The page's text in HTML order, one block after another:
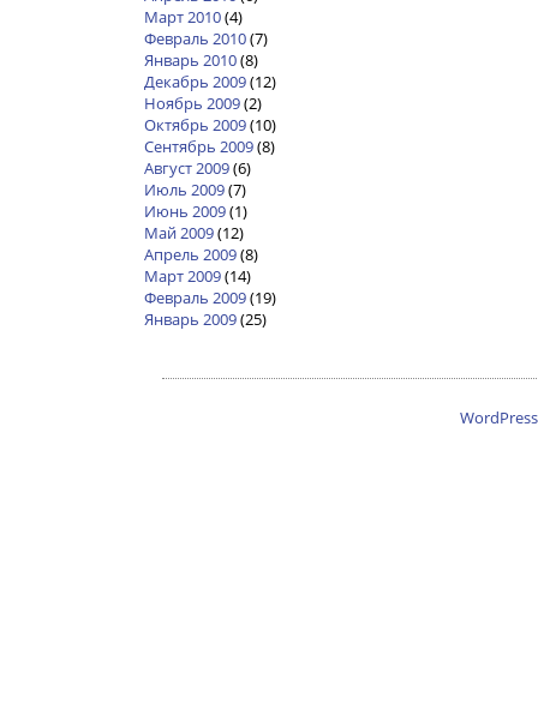
Март 2010(4)
Февраль 2010(7)
Январь 2010(8)
Декабрь 2009(12)
Ноябрь 2009(2)
Октябрь 2009(10)
Сентябрь 2009(8)
Август 2009(6)
Июль 2009(7)
Июнь 2009(1)
Май 2009(12)
Апрель 2009(8)
Март 2009(14)
Февраль 2009(19)
Январь 2009(25)
WordPress